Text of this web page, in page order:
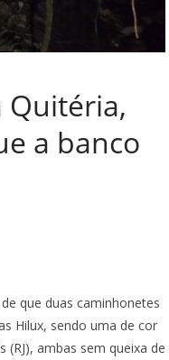
Quitéria,
a banco
que duas caminhonetes
Hilux, sendo uma de cor
ambas sem queixa de